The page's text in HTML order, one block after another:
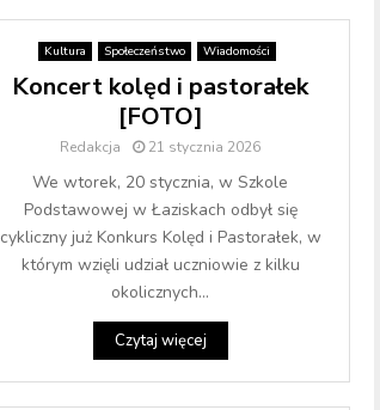
Kultura Społeczeństwo Wiadomości
Koncert kolęd i pastorałek
[FOTO]
Redakcja 21 stycznia 2026
We wtorek, 20 stycznia, w Szkole
Podstawowej w Łaziskach odbył się
cykliczny już Konkurs Kolęd i Pastorałek, w
którym wzięli udział uczniowie z kilku
okolicznych...
Czytaj więcej